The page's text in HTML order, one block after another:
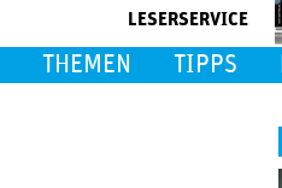
LESERSERVICE
THEMEN TIPPS